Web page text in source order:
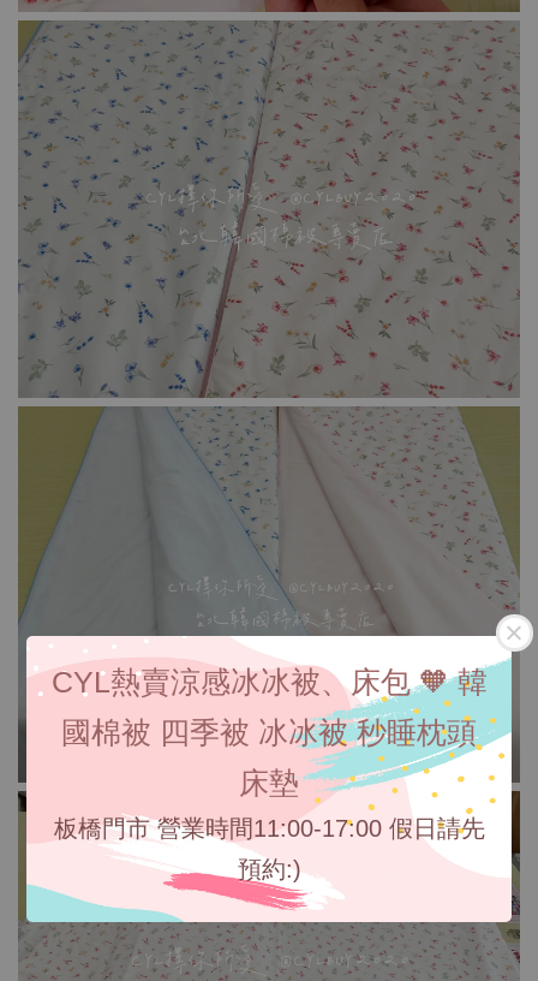
CYL熱賣涼感冰冰被、床包 🧡 韓
國棉被 四季被 冰冰被 秒睡枕頭
床墊
板橋門市 營業時間11:00-17:00 假日請先
預約:)